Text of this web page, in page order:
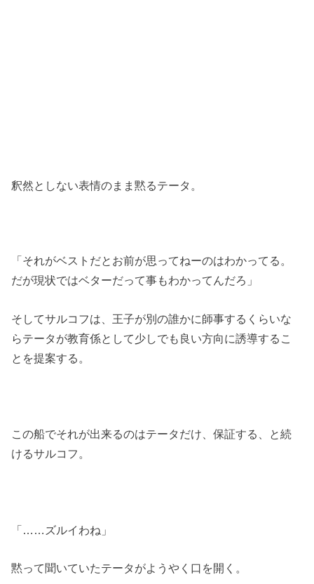
釈然としない表情のまま黙るテータ。
「それがベストだとお前が思ってねーのはわかってる。
だが現状ではベターだって事もわかってんだろ」
そしてサルコフは、王子が別の誰かに師事するくらいな
らテータが教育係として少しでも良い方向に誘導するこ
とを提案する。
この船でそれが出来るのはテータだけ、保証する、と続
けるサルコフ。
「……ズルイわね」
黙って聞いていたテータがようやく口を開く。